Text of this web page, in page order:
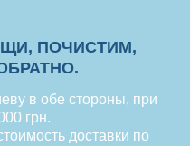
ПОЧИСТИМ,
в обе стороны, при
грн.
доставки по